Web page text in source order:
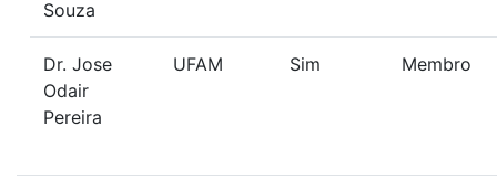
Souza
Dr. Jose
Odair
Pereira
UFAM Sim Membro